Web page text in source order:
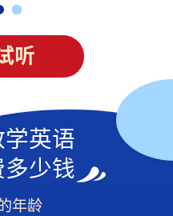
听
英语
少钱
年龄